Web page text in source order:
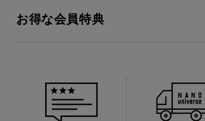
お得な会員特典